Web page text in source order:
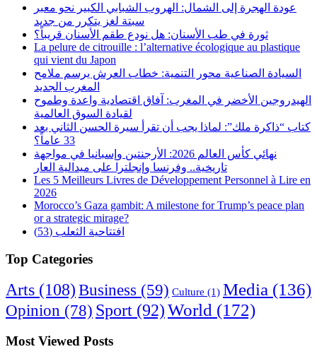
عودة الهجرة إلى الشمال: الهروب الشبابي الكبير نحو معبر
سبتة لغز يتكرر من جديد
ثورة في طب الأسنان: هل نودع طقم الأسنان قريباً؟
La pelure de citrouille : l’alternative écologique au plastique
qui vient du Japon
السيادة الصناعية محور التنمية: خطاب العرش يرسم ملامح
المغرب الجديد
الهيدروجين الأخضر في المغرب: آفاق اقتصادية واعدة وطموح
لقيادة السوق العالمية
كتاب “ذاكرة ملك”: لماذا يجب أن تقرأ سيرة الحسن الثاني بعد
33 عاماً؟
نهائي كأس العالم 2026: الأرجنتين وإسبانيا في مواجهة
تاريخية.. وفرنسا وإنجلترا على ميدالية العار
Les 5 Meilleurs Livres de Développement Personnel à Lire en
2026
Morocco’s Gaza gambit: A milestone for Trump’s peace plan
or a strategic mirage?
افتتاحية الثعلب (53)
Top Categories
Arts (108) Business (59) Culture (1) Media (136)
Opinion (78) Sport (92)World (172)
Most Viewed Posts